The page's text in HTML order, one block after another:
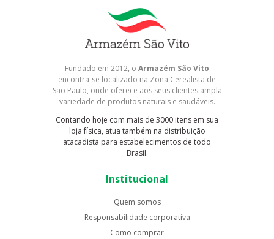
Fundado em 2012, o Armazém São Vito
encontra-se localizado na Zona Cerealista de
São Paulo, onde oferece aos seus clientes ampla
variedade de produtos naturais e saudáveis.
Contando hoje com mais de 3000 itens em sua
loja física, atua também na distribuição
atacadista para estabelecimentos de todo
Brasil.
Institucional
Quem somos
Responsabilidade corporativa
Como comprar